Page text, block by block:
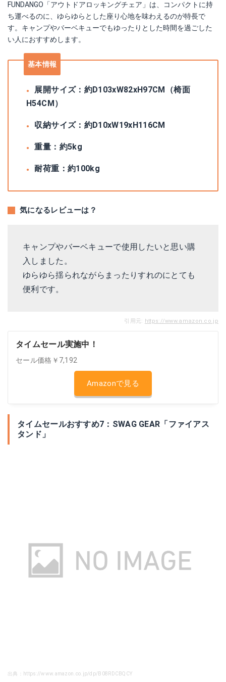
FUNDANGO「アウトドアロッキングチェア」は、コンパクトに持
ち運べるのに、ゆらゆらとした座り心地を味わえるのが特長で
す。キャンプやバーベキューでもゆったりとした時間を過ごした
い人におすすめします。
基本情報
展開サイズ：約D103xW82xH97CM（椅面
H54CM）
収納サイズ：約D10xW19xH116CM
重量：約5kg
耐荷重：約100kg
気になるレビューは？
キャンプやバーベキューで使用したいと思い購
入しました。
ゆらゆら揺られながらまったりすれのにとても
便利です。
引用元: https://www.amazon.co.jp
タイムセール実施中！
セール価格￥7,192
Amazonで見る
タイムセールおすすめ7：SWAG GEAR「ファイアス
タンド」
出典：https://www.amazon.co.jp/dp/B08RDCBQCY